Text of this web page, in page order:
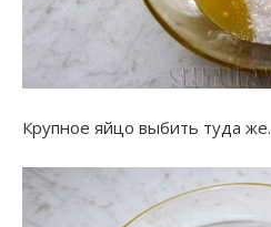
Крупное яйцо выбить туда же.